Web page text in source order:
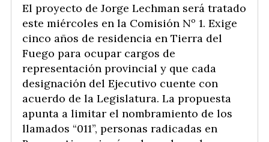
El proyecto de Jorge Lechman será tratado
este miércoles en la Comisión Nº 1. Exige
cinco años de residencia en Tierra del
Fuego para ocupar cargos de
representación provincial y que cada
designación del Ejecutivo cuente con
acuerdo de la Legislatura. La propuesta
apunta a limitar el nombramiento de los
llamados “011”, personas radicadas en